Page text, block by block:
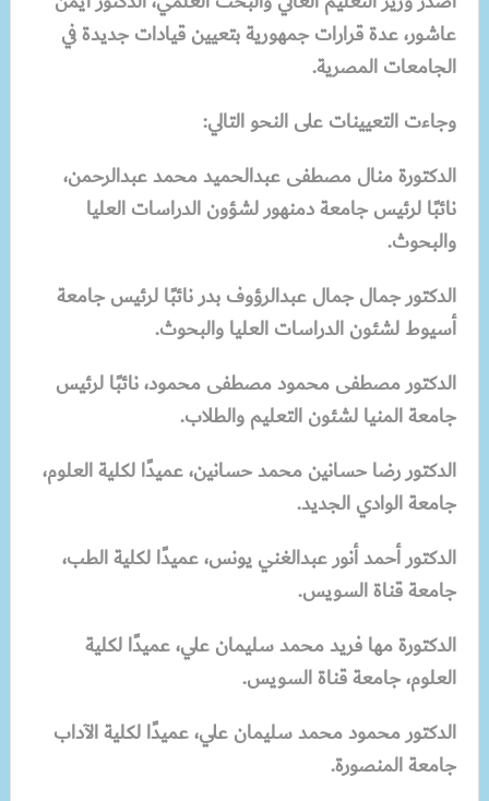
عاشور، عدة قرارات جمهورية بتعيين قيادات جديدة في
الجامعات المصرية.
وجاءت التعيينات على النحو التالي:
الدكتورة منال مصطفى عبدالحميد محمد عبدالرحمن،
نائبًا لرئيس جامعة دمنهور لشؤون الدراسات العليا
والبحوث.
الدكتور جمال جمال عبدالرؤوف بدر نائبًا لرئيس جامعة
أسيوط لشئون الدراسات العليا والبحوث.
الدكتور مصطفى محمود مصطفى محمود، نائبًا لرئيس
جامعة المنيا لشئون التعليم والطلاب.
الدكتور رضا حسانين محمد حسانين، عميدًا لكلية العلوم،
جامعة الوادي الجديد.
الدكتور أحمد أنور عبدالغني يونس، عميدًا لكلية الطب،
جامعة قناة السويس.
الدكتورة مها فريد محمد سليمان علي، عميدًا لكلية
العلوم، جامعة قناة السويس.
الدكتور محمود محمد سليمان علي، عميدًا لكلية الآداب
جامعة المنصورة.